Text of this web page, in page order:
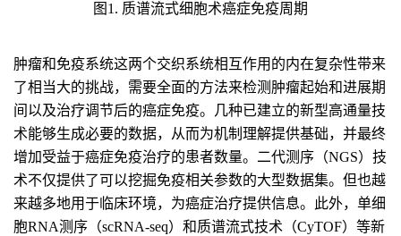
图1. 质谱流式细胞术癌症免疫周期
肿瘤和免疫系统这两个交织系统相互作用的内在复杂性带来
了相当大的挑战，需要全面的方法来检测肿瘤起始和进展期
间以及治疗调节后的癌症免疫。几种已建立的新型高通量技
术能够生成必要的数据，从而为机制理解提供基础，并最终
增加受益于癌症免疫治疗的患者数量。二代测序（NGS）技
术不仅提供了可以挖掘免疫相关参数的大型数据集。但也越
来越多地用于临床环境，为癌症治疗提供信息。此外，单细
胞RNA测序（scRNA-seq）和质谱流式技术（CyTOF）等新